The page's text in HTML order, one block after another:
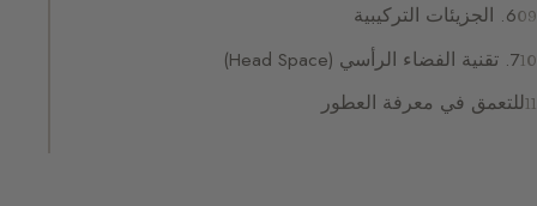
6. الجزيئات التركيبية
7. تقنية الفضاء الرأسي (Head Space)
للتعمق في معرفة العطور